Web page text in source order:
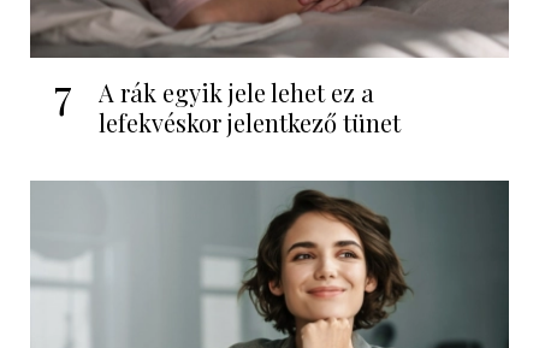
7
A rák egyik jele lehet ez a
lefekvéskor jelentkező tünet